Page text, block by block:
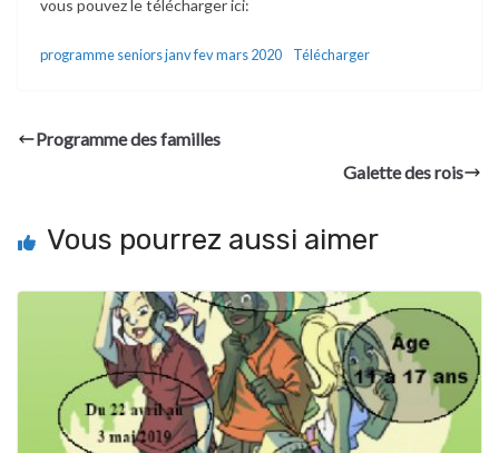
vous pouvez le télécharger ici:
programme seniors janv fev mars 2020 Télécharger
Programme des familles
Galette des rois
Vous pourrez aussi aimer